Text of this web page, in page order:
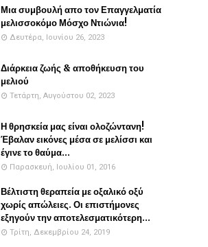
Μια συμβουλή απο τον Επαγγελματία
μελισσοκόμο Μόσχο Ντιώνια!
Δευτέρα, Ιουνίου 26, 2023
Διάρκεια ζωής & αποθήκευση του
μελιού
Τετάρτη, Αυγούστου 02, 2023
Η θρησκεία μας είναι ολοζώντανη!
Έβαλαν εικόνες μέσα σε μελίσσι και
έγινε το θαύμα...
Παρασκευή, Ιουλίου 01, 2016
Βέλτιστη θεραπεία με οξαλικό οξύ
χωρίς απώλειες. Οι επιστήμονες
εξηγούν την αποτελεσματικότερη...
Τρίτη, Δεκεμβρίου 24, 2019